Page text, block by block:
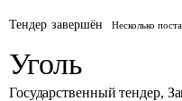
Тендер завершён Несколько
Уголь
Государственный тендер,